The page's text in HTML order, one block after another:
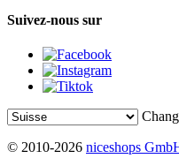
Suivez-nous sur
© 2010-2026 niceshops